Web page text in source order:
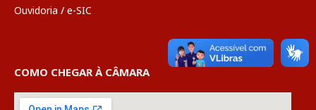
Ouvidoria / e-SIC
COMO CHEGAR À CÂMARA